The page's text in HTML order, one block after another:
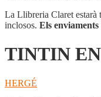
La Llibreria Claret estarà
inclosos. Els enviaments
TINTIN
HERGÉ